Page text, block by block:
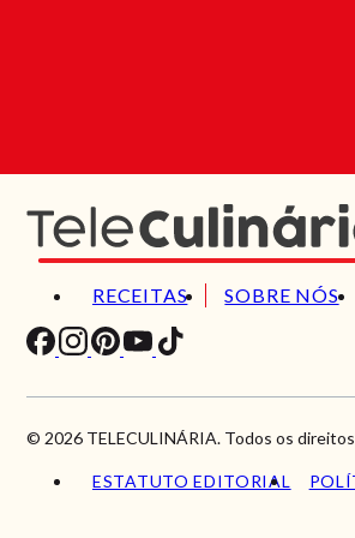
RECEITAS SOBRE NÓS
© 2026 TELECULINÁRIA. Todos os
ESTATUTO EDITORIAL